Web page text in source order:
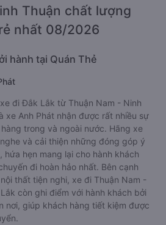
Thuận chất lượng
nhất 08/2026
hành tại Quán Thẻ
đi Đắk Lắk từ Thuận Nam - Ninh
xe Anh Phát nhận được rất nhiều sự
trong và ngoài nước. Hãng xe
và cải thiện những đóng góp ý
hứa hẹn mang lại cho hành khách
đi hoàn hảo nhất. Bên cạnh
thất tiện nghi, xe đi Thuận Nam -
còn ghi điểm với hành khách bởi
nơi, giúp khách hàng tiết kiệm được